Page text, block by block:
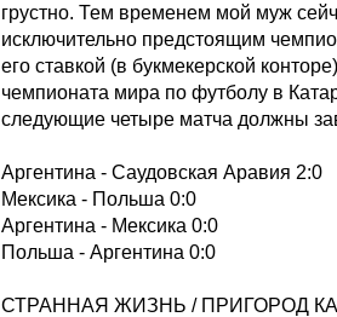
грустно. Тем временем мой муж
исключительно предстоящим
его ставкой (в букмекерской
чемпионата мира по футболу в
следующие четыре матча должны
Аргентина - Саудовская Аравия 2:0
Мексика - Польша 0:0
Аргентина - Мексика 0:0
Польша - Аргентина 0:0
СТРАННАЯ ЖИЗНЬ / ПРИГОРОД